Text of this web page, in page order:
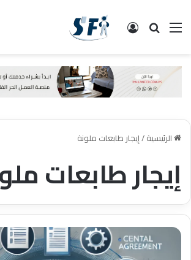
القائمة البحث تسجيل الدخول
الرئيسية/إيجار طابعات ملونة
إيجار طابعات